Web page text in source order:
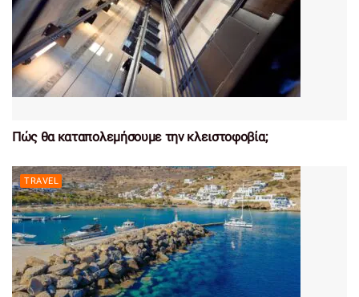
Πώς θα καταπολεμήσουμε την κλειστοφοβία;
TRAVEL